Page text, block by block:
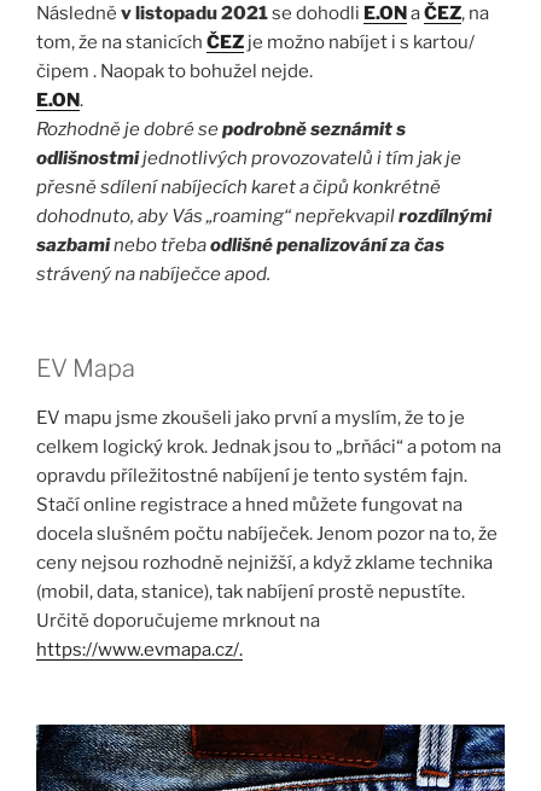
Následně v listopadu 2021se dohodli E.ONaČEZ, na
tom, že na stanicích ČEZ je možno nabíjet i s kartou/
čipem . Naopak to bohužel nejde.
E.ON.
Rozhodně je dobré sepodrobně seznámit s
odlišnostmijednotlivých provozovatelů i tím jak je
přesně sdílení nabíjecích karet a čipů konkrétně
dohodnuto, aby Vás „roaming“ nepřekvapilrozdílnými
sazbaminebo třebaodlišné penalizování za čas
strávený na nabíječce apod.
EV Mapa
EV mapu jsme zkoušeli jako první a myslím, že to je
celkem logický krok. Jednak jsou to „brňáci“ a potom na
opravdu příležitostné nabíjení je tento systém fajn.
Stačí online registrace a hned můžete fungovat na
docela slušném počtu nabíječek. Jenom pozor na to, že
ceny nejsou rozhodně nejnižší, a když zklame technika
(mobil, data, stanice), tak nabíjení prostě nepustíte.
Určitě doporučujeme mrknout na
https://www.evmapa.cz/.